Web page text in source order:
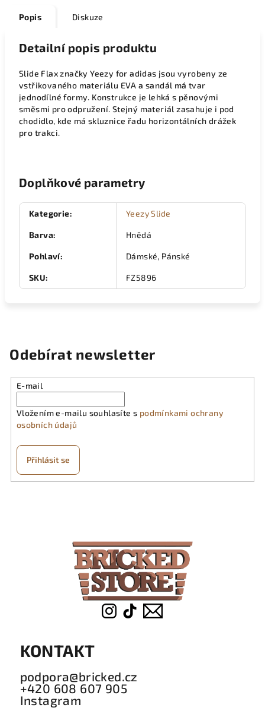
Popis Diskuze
Detailní popis produktu
Slide Flax značky Yeezy for adidas jsou vyrobeny ze
vstřikovaného materiálu EVA a sandál má tvar
jednodílné formy. Konstrukce je lehká s pěnovými
směsmi pro odpružení. Stejný materiál zasahuje i pod
chodidlo, kde má skluznice řadu horizontálních drážek
pro trakci.
Doplňkové parametry
Kategorie: Yeezy Slide
Barva: Hnědá
Pohlaví: Dámské, Pánské
SKU: FZ5896
Odebírat newsletter
E-mail
Vložením e-mailu souhlasíte s podmínkami ochrany
osobních údajů
Přihlásit se
KONTAKT
podpora@bricked.cz
+420 608 607 905
Instagram